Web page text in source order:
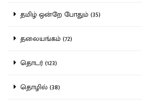
தமிழ் ஒன்றே போதும் (35)
தலையங்கம் (72)
தொடர் (123)
தொழில் (38)